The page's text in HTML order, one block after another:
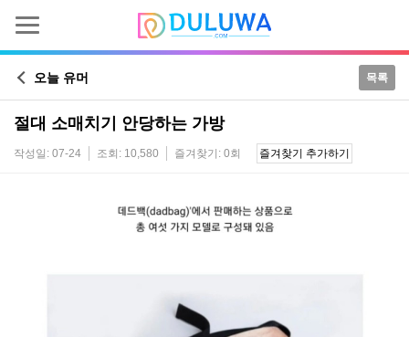
오늘 유머 목록
절대 소매치기 안당하는 가방
작성일: 07-24 조회: 10,580 즐겨찾기: 0회 즐겨찾기 추가하기